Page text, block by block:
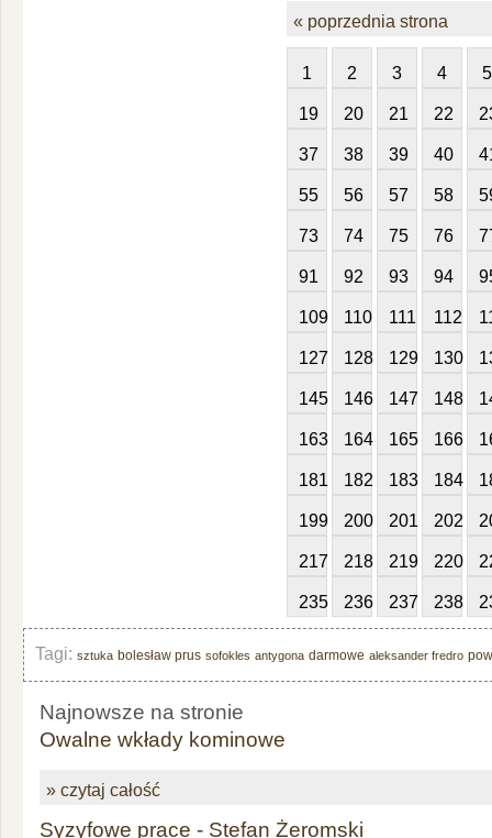
« poprzednia strona
1 2 3 4 5
19 20 21 22
37 38 39 40
55 56 57 58
73 74 75 76
91 92 93 94
109 110 111 112
127 128 129 130
145 146 147 148
163 164 165 166
181 182 183 184
199 200 201 202
217 218 219 220
235 236 237 238
Tagi: sztuka bolesław prus sofokles antygona darmowe aleksander fredro
Najnowsze na stronie
Owalne wkłady kominowe
» czytaj całość
Syzyfowe prace - Stefan Żeromski